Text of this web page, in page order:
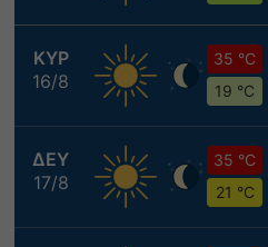
ΚΥΡ
16/8
35 °C
19 °C
ΔΕΥ
17/8
35 °C
21 °C